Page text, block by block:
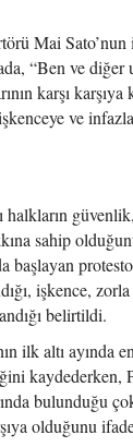
Mai Sato’nun
“Ben ve
karşı
ve
sahip
başlayan
işkence,
belirtildi.
ilk altı ayında
kaydederken,
bulunduğu
olduğunu